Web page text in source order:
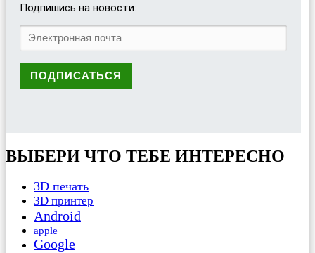
Подпишись на новости:
ВЫБЕРИ ЧТО ТЕБЕ ИНТЕРЕСНО
3D печать
3D принтер
Android
apple
Google